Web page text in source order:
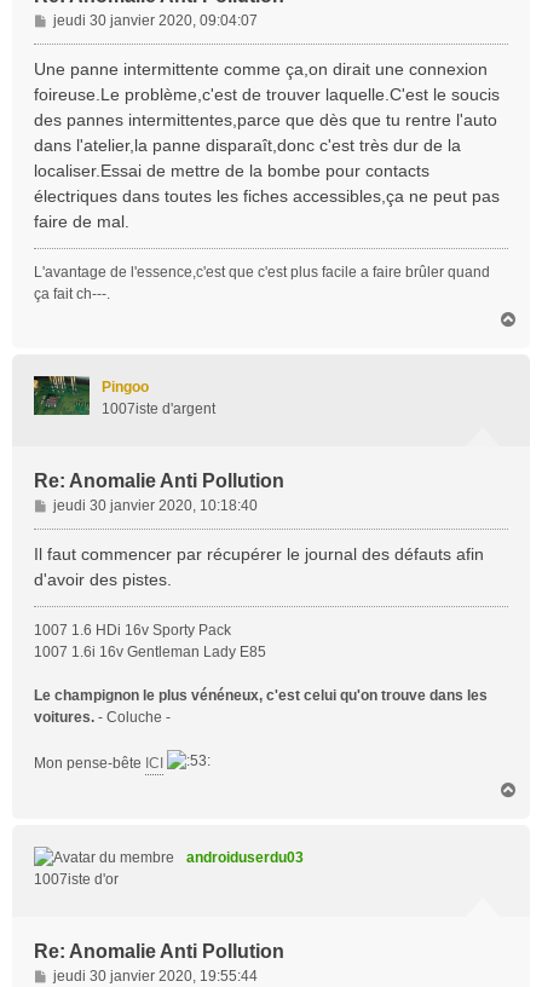
M
e
s
s
g
e
jeudi 30 janvier 2020, 09:04:07
Une panne intermittente comme ça,on dirait une connexion
foireuse.Le problème,c'est de trouver laquelle.C'est le soucis
des pannes intermittentes,parce que dès que tu rentre l'auto
dans l'atelier,la panne disparaît,donc c'est très dur de la
localiser.Essai de mettre de la bombe pour contacts
électriques dans toutes les fiches accessibles,ça ne peut pas
faire de mal.
L'avantage de l'essence,c'est que c'est plus facile a faire brûler quand
ça fait ch---.
Pingoo
1007iste d'argent
Re: Anomalie Anti Pollution
M
e
s
e
jeudi 30 janvier 2020, 10:18:40
Il faut commencer par récupérer le journal des défauts afin
d'avoir des pistes.
1007 1.6 HDi 16v Sporty Pack
1007 1.6i 16v Gentleman Lady E85
Le champignon le plus vénéneux, c'est celui qu'on trouve dans les
voitures. - Coluche -
Mon pense-bête ICI
androiduserdu03
1007iste d'or
Re: Anomalie Anti Pollution
M
jeudi 30 janvier 2020, 19:55:44